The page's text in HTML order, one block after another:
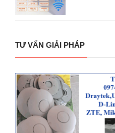
TƯ VẤN GIẢI PHÁP